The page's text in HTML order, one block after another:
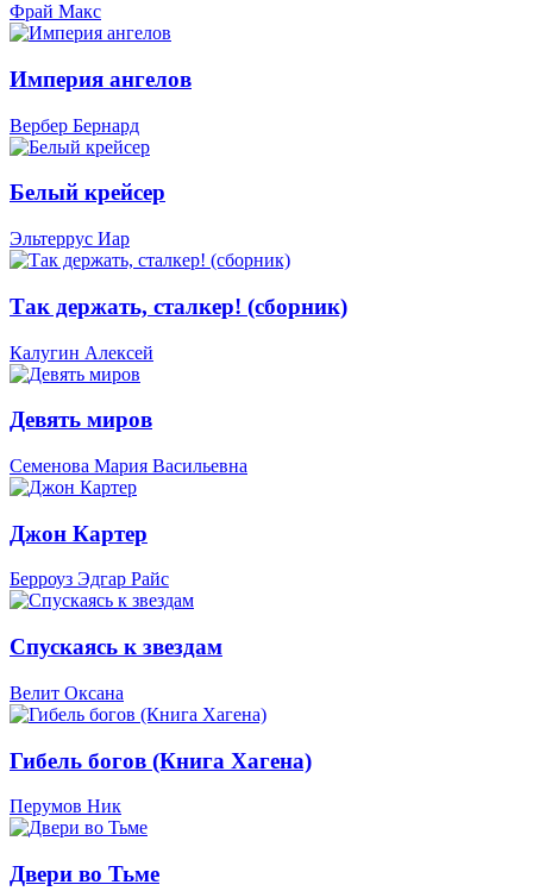
Фрай Макс
Империя ангелов
Вербер Бернард
Белый крейсер
Эльтеррус Иар
Так держать, сталкер! (сборник)
Калугин Алексей
Девять миров
Семенова Мария Васильевна
Джон Картер
Берроуз Эдгар Райс
Спускаясь к звездам
Велит Оксана
Гибель богов (Книга Хагена)
Перумов Ник
Двери во Тьме